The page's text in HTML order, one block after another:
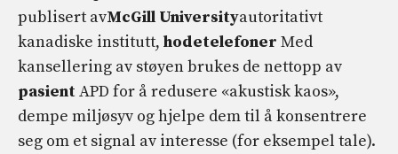
publisert avMcGill Universityautoritativt
kanadiske institutt, hodetelefoner Med
kansellering av støyen brukes de nettopp av
pasientAPD for å redusere «akustisk kaos»,
dempe miljøsyv og hjelpe dem til å konsentrere
seg om et signal av interesse (for eksempel tale).